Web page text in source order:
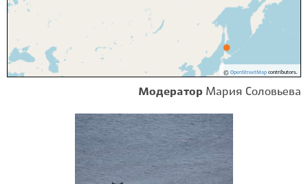
© OpenStreetMapcontributors.
Модератор Мария Соловьева